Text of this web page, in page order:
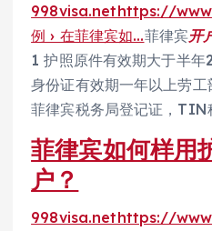
998visa.nethttps://
例 › 在菲律宾如…菲律宾开
1 护照原件有效期大于半
身份证有效期一年以上劳
菲律宾税务局登记证，
菲律宾如何样用
户？
998visa.nethttps://